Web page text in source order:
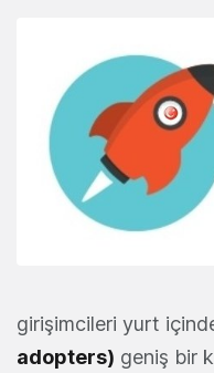
girişimcileri yurt
adopters) geniş bir